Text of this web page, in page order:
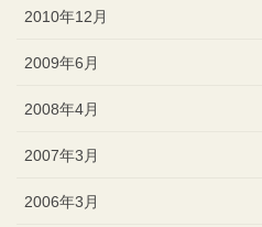
2010年12月
2009年6月
2008年4月
2007年3月
2006年3月